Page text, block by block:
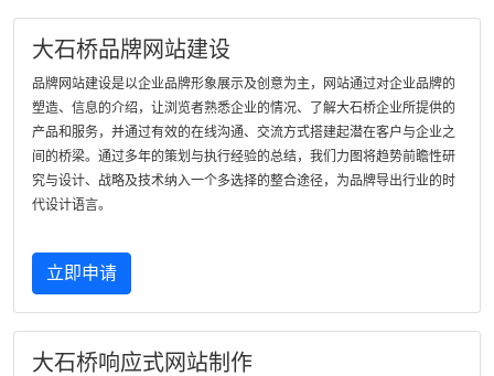
大石桥品牌网站建设
品牌网站建设是以企业品牌形象展示及创意为主，网站通过对企业品牌的
塑造、信息的介绍，让浏览者熟悉企业的情况、了解大石桥企业所提供的
产品和服务，并通过有效的在线沟通、交流方式搭建起潜在客户与企业之
间的桥梁。通过多年的策划与执行经验的总结，我们力图将趋势前瞻性研
究与设计、战略及技术纳入一个多选择的整合途径，为品牌导出行业的时
代设计语言。
立即申请
大石桥响应式网站制作